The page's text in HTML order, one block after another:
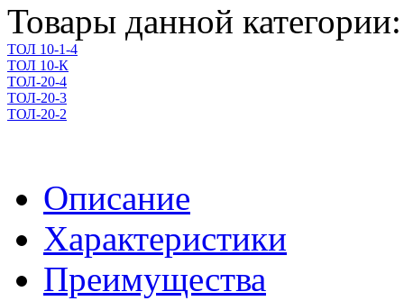
Товары данной категории:
ТОЛ 10-1-4
ТОЛ 10-К
ТОЛ-20-4
ТОЛ-20-3
ТОЛ-20-2
Описание
Характеристики
Преимущества